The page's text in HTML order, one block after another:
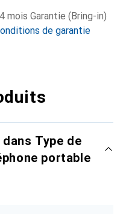
mois Garantie (Bring-in)
de garantie
Type de
portable